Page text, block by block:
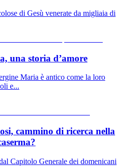
di Gesù venerate da migliaia di
una storia d’amore
Maria è antico come la loro
e...
cammino di ricerca nella
Capitolo Generale dei domenicani